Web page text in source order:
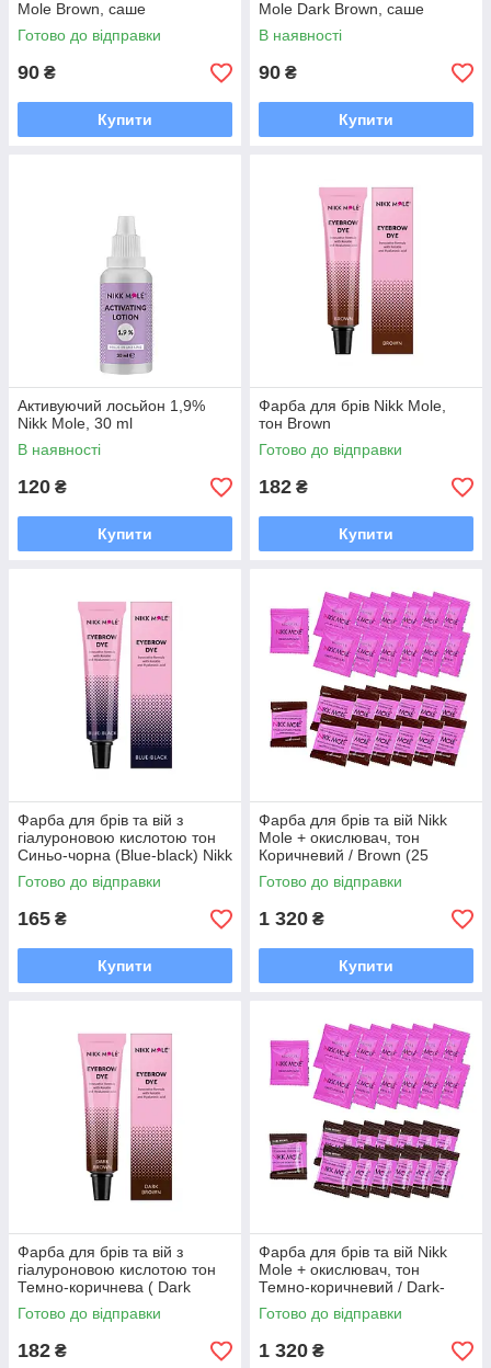
Mole Brown, саше
Готово до відправки
90 ₴
Купити
Mole Dark Brown, саше
В наявності
90 ₴
Купити
Активуючий лосьйон 1,9%
Nikk Mole, 30 ml
В наявності
120 ₴
Купити
Фарба для брів Nikk Mole,
тон Brown
Готово до відправки
182 ₴
Купити
Фарба для брів та вій з
гіалуроновою кислотою тон
Синьо-чорна (Blue-black) Nikk
Mole
Готово до відправки
165 ₴
Купити
Фарба для брів та вій Nikk
Mole + окислювач, тон
Коричневий / Brown (25
саше)
Готово до відправки
1 320 ₴
Купити
Фарба для брів та вій з
гіалуроновою кислотою тон
Темно-коричнева ( Dark
Brown ) Nikk Mole
Готово до відправки
182 ₴
Фарба для брів та вій Nikk
Mole + окислювач, тон
Темно-коричневий / Dark-
brown (25 саше)
Готово до відправки
1 320 ₴